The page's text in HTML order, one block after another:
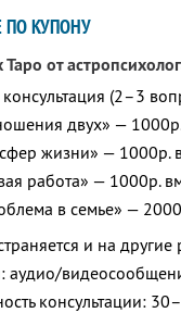
ПО КУПОНУ
от
(2–3
двух» —
жизни» — 1000р.
работа» — 1000р.
в семье» —
и на
аудио/
консультации: